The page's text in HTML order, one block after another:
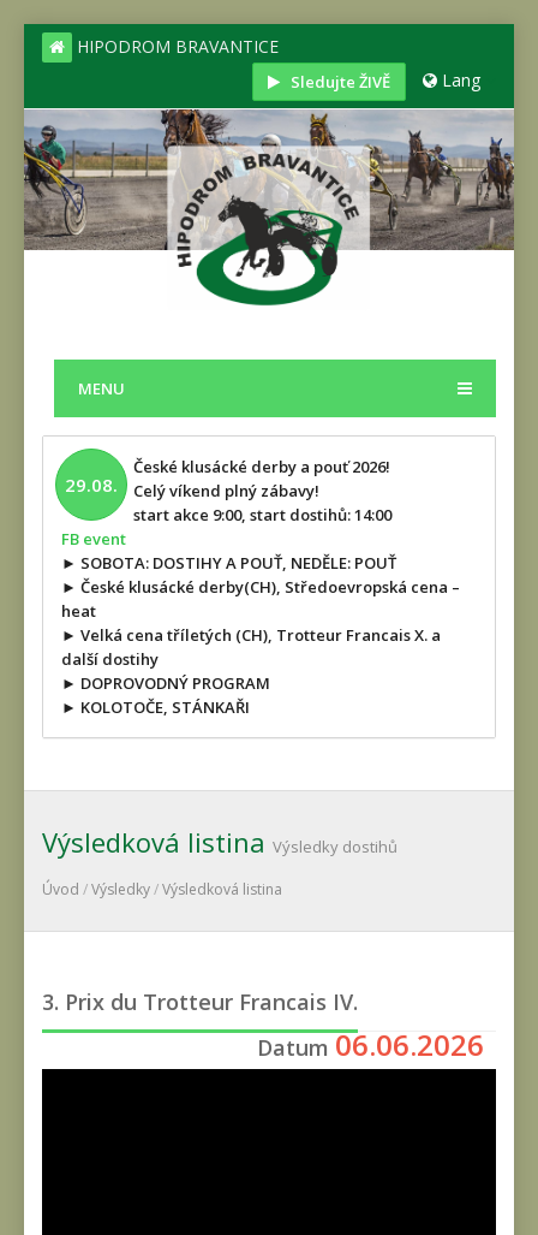
HIPODROM BRAVANTICE
Sledujte ŽIVĚ Lang
MENU
29.08.
České klusácké derby a pouť 2026!
Celý víkend plný zábavy!
start akce 9:00, start dostihů: 14:00
FB event
► SOBOTA: DOSTIHY A POUŤ, NEDĚLE: POUŤ
► České klusácké derby(CH), Středoevropská cena –
heat
► Velká cena tříletých (CH), Trotteur Francais X. a
další dostihy
► DOPROVODNÝ PROGRAM
► KOLOTOČE, STÁNKAŘI
Výsledková listina Výsledky dostihů
Úvod /Výsledky/Výsledková listina
3. Prix du Trotteur Francais IV.
Datum 06.06.2026